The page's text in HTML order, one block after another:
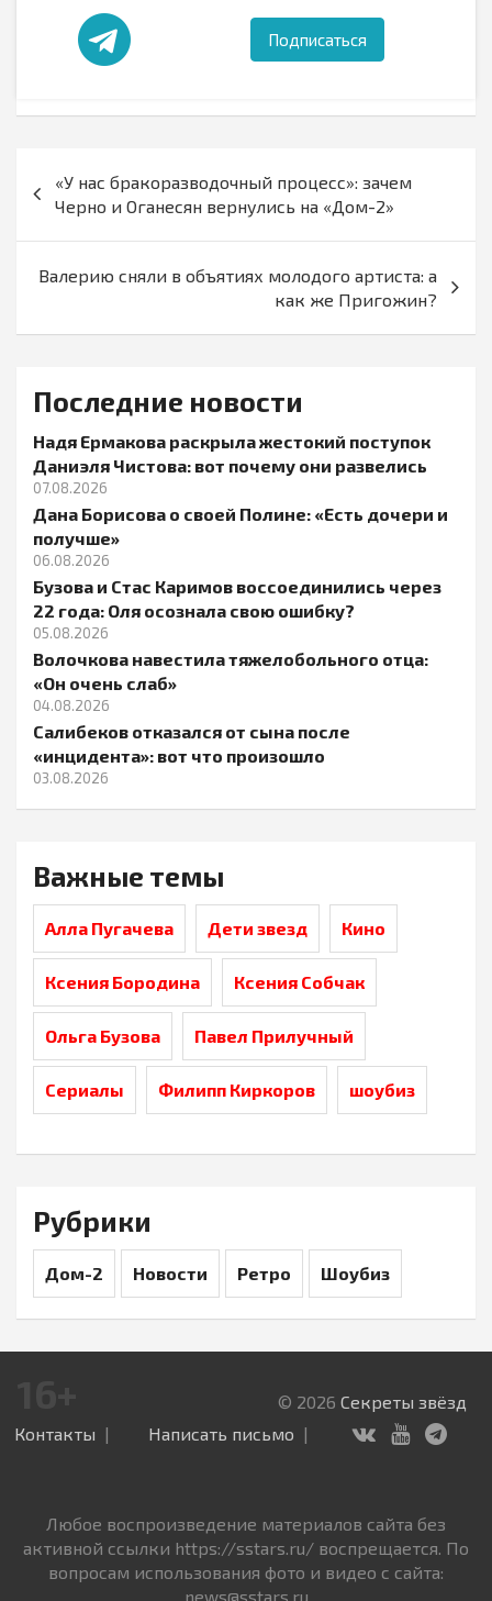
Подписаться
по
записям
«У нас бракоразводочный процесс»: зачем
Черно и Оганесян вернулись на «Дом-2»
Валерию сняли в объятиях молодого артиста: а
как же Пригожин?
Последние новости
Надя Ермакова раскрыла жестокий поступок
Даниэля Чистова: вот почему они развелись
07.08.2026
Дана Борисова о своей Полине: «Есть дочери и
получше»
06.08.2026
Бузова и Стас Каримов воссоединились через
22 года: Оля осознала свою ошибку?
05.08.2026
Волочкова навестила тяжелобольного отца:
«Он очень слаб»
04.08.2026
Салибеков отказался от сына после
«инцидента»: вот что произошло
03.08.2026
Важные темы
Алла Пугачева Дети звезд Кино
Ксения Бородина Ксения Собчак
Ольга Бузова Павел Прилучный
Сериалы Филипп Киркоров шоубиз
Рубрики
Дом-2 Новости Ретро Шоубиз
© 2026 Секреты звёзд
Контакты
Написать письмо
Любое воспроизведение материалов сайта без
активной ссылки https://sstars.ru/ воспрещается. По
вопросам использования фото и видео с сайта:
news@sstars.ru